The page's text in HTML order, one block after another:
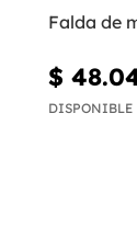
Falda de
$
DISPONIBLE